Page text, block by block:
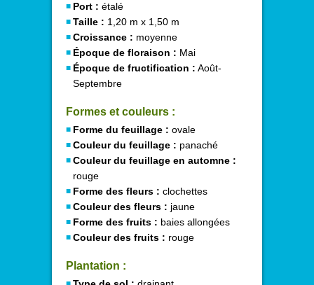
Port : étalé
Taille : 1,20 m x 1,50 m
Croissance : moyenne
Époque de floraison : Mai
Époque de fructification : Août-
Septembre
Formes et couleurs :
Forme du feuillage : ovale
Couleur du feuillage : panaché
Couleur du feuillage en automne :
rouge
Forme des fleurs : clochettes
Couleur des fleurs : jaune
Forme des fruits : baies allongées
Couleur des fruits : rouge
Plantation :